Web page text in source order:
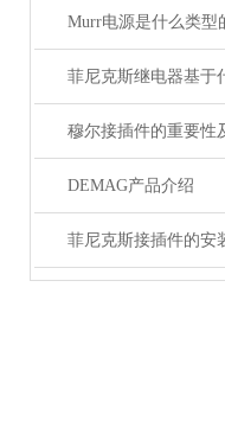
DEMAG产品介绍